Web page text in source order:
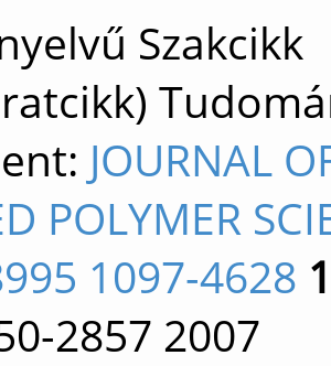
Szakcikk
JOURNAL
POLYMER
1097-4628
2857 2007